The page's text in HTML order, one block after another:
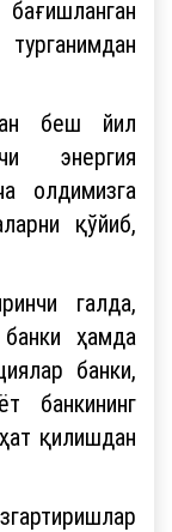
беш йил
энергия
олдимизга
қўйиб,
галда,
ҳамда
банки,
банкининг
қилишдан